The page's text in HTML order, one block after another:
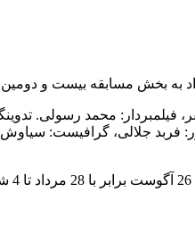
به بخش مسابقه بیست و دومین
فیلمبردار: محمد
فربد جلالی، گرافیست: